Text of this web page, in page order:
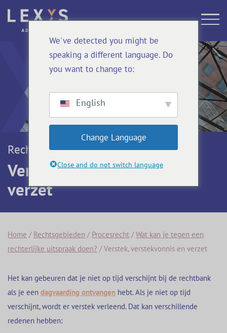
Rechtsgebieden
Verstek, verstekvonnis en
verzet
Home / Rechtsgebieden / Procesrecht /Wat kan je tegen een
rechterlijke uitspraak doen? /Verstek, verstekvonnis en verzet
Het kan gebeuren dat je niet op tijd verschijnt bij de rechtbank
als je een dagvaarding ontvangen hebt. Als je niet op tijd
verschijnt, wordt er verstek verleend. Dat kan verschillende
redenen hebben:
We've detected you might be
speaking a different language. Do
you want to change to:
English
Change Language
Close and do not switch language